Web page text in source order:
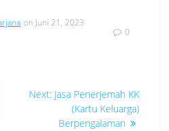
on Juni 21, 2023
0
Next: Next
post:
Jasa Penerjemah KK
(Kartu Keluarga)
Berpengalaman